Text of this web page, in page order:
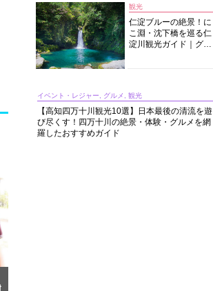
観光
仁淀ブルーの絶景！に
こ淵・沈下橋を巡る仁
淀川観光ガイド｜グル
イベント・レジャー, グルメ, 観光
【高知四万十川観光10選】日本最後の清流を遊
び尽くす！四万十川の絶景・体験・グルメを網
羅したおすすめガイド